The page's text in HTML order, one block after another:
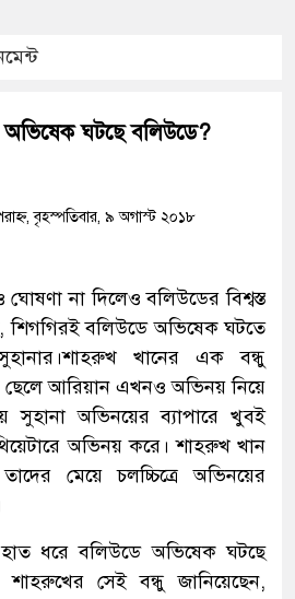
অভিষেক ঘটছে বলিউডে?
বৃহস্পতিবার, ৯ অগাস্ট ২০১৮
না দিলেও বলিউডের বিশ্বস্ত
শিগগিরই বলিউডে অভিষেক ঘটতে
খানের এক বন্ধু
ছেলে আরিয়ান এখনও অভিনয় নিয়ে
সুহানা অভিনয়ের ব্যাপারে খুবই
অভিনয় করে। শাহরুখ খান
মেয়ে চলচ্চিত্রে অভিনয়ের
ধরে বলিউডে অভিষেক ঘটছে
শাহরুখের সেই বন্ধু জানিয়েছেন,